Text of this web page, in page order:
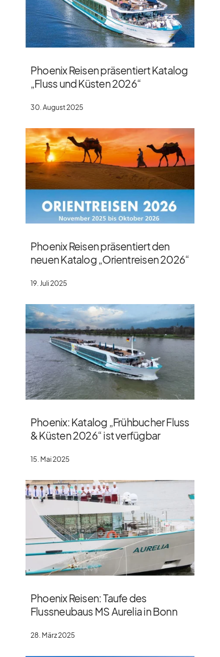
Phoenix Reisen präsentiert Katalog
„Fluss und Küsten 2026“
30. August 2025
Phoenix Reisen präsentiert den
neuen Katalog „Orientreisen 2026“
19. Juli 2025
Phoenix: Katalog „Frühbucher Fluss
& Küsten 2026“ ist verfügbar
15. Mai 2025
Phoenix Reisen: Taufe des
Flussneubaus MS Aurelia in Bonn
28. März 2025